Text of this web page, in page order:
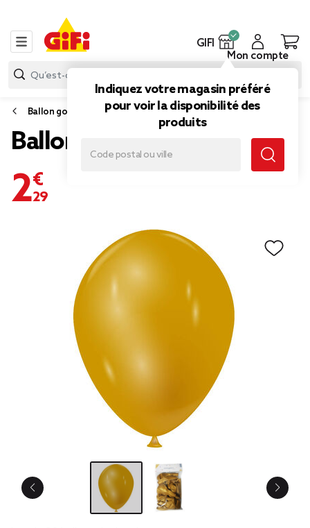
GIFI
Indiquez votre magasin préféré
pour voir la disponibilité des
produits
Mon compte
Ballon gonflable
Ballon doré en latex x 20
2,29 €